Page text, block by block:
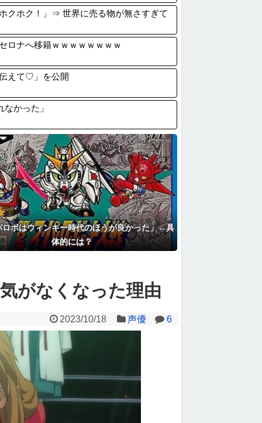
クホク！」⇒ 世界に売る物が無さすぎて
ロナへ移籍ｗｗｗｗｗｗｗｗ
えて♡」を公開
かった」
ボはウィンキー時代のほうが良かった」←具
体的には？
がなくなった理由
2023/10/18 声優 6